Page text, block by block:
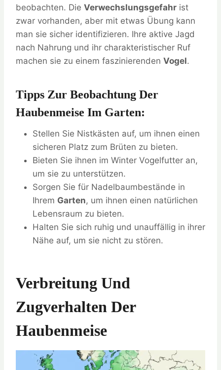
beobachten. Die Verwechslungsgefahr ist
zwar vorhanden, aber mit etwas Übung kann
man sie sicher identifizieren. Ihre aktive Jagd
nach Nahrung und ihr charakteristischer Ruf
machen sie zu einem faszinierenden Vogel.
Tipps Zur Beobachtung Der
Haubenmeise Im Garten:
Stellen Sie Nistkästen auf, um ihnen einen
sicheren Platz zum Brüten zu bieten.
Bieten Sie ihnen im Winter Vogelfutter an,
um sie zu unterstützen.
Sorgen Sie für Nadelbaumbestände in
Ihrem Garten, um ihnen einen natürlichen
Lebensraum zu bieten.
Halten Sie sich ruhig und unauffällig in ihrer
Nähe auf, um sie nicht zu stören.
Verbreitung Und
Zugverhalten Der
Haubenmeise